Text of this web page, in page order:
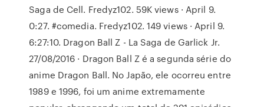
Saga de Cell. Fredyz102. 59K views · April 9.
0:27. #comedia. Fredyz102. 149 views · April 9.
6:27:10. Dragon Ball Z - La Saga de Garlick Jr.
27/08/2016 · Dragon Ball Z é a segunda série do
anime Dragon Ball. No Japão, ele ocorreu entre
1989 e 1996, foi um anime extremamente